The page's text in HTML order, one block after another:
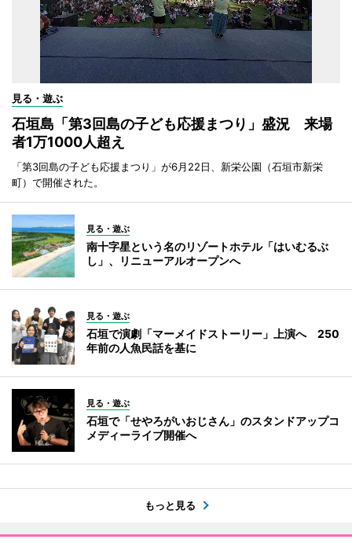
見る・遊ぶ
石垣島「第3回島の子ども応援まつり」盛況 来場
者1万1000人超え
「第3回島の子ども応援まつり」が6月22日、新栄公園（石垣市新栄
町）で開催された。
見る・遊ぶ
南十字星という名のリゾートホテル「はいむるぶ
し」、リニューアルオープンへ
見る・遊ぶ
石垣で演劇「マーメイドストーリー」上演へ 250
年前の人魚民話を基に
見る・遊ぶ
石垣で「せやろがいおじさん」のスタンドアップコ
メディーライブ開催へ
もっと見る